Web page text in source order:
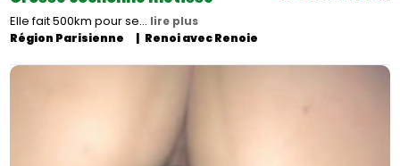
Elle fait 500km pour se… lire plus
Région Parisienne
Renoi avec Renoie